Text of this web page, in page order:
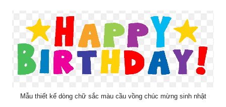
Mẫu thiết kế dòng chữ sắc màu cầu vồng chúc mừng sinh nhật